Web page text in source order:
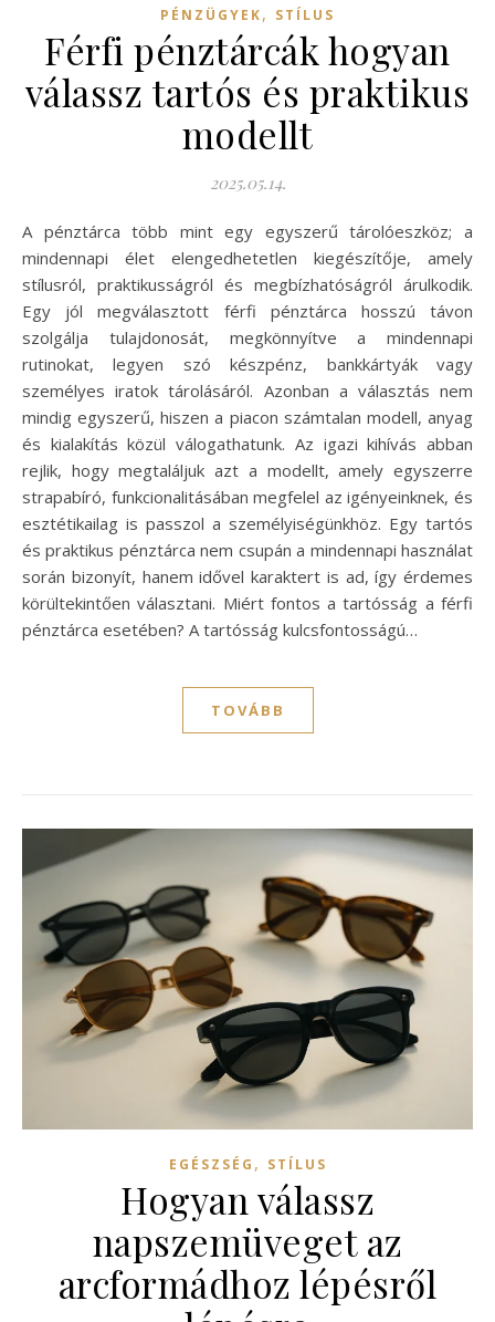
PÉNZÜGYEK, STÍLUS
Férfi pénztárcák hogyan
válassz tartós és praktikus
modellt
2025.05.14.
A pénztárca több mint egy egyszerű tárolóeszköz; a
mindennapi élet elengedhetetlen kiegészítője, amely
stílusról, praktikusságról és megbízhatóságról árulkodik.
Egy jól megválasztott férfi pénztárca hosszú távon
szolgálja tulajdonosát, megkönnyítve a mindennapi
rutinokat, legyen szó készpénz, bankkártyák vagy
személyes iratok tárolásáról. Azonban a választás nem
mindig egyszerű, hiszen a piacon számtalan modell, anyag
és kialakítás közül válogathatunk. Az igazi kihívás abban
rejlik, hogy megtaláljuk azt a modellt, amely egyszerre
strapabíró, funkcionalitásában megfelel az igényeinknek, és
esztétikailag is passzol a személyiségünkhöz. Egy tartós
és praktikus pénztárca nem csupán a mindennapi használat
során bizonyít, hanem idővel karaktert is ad, így érdemes
körültekintően választani. Miért fontos a tartósság a férfi
pénztárca esetében? A tartósság kulcsfontosságú…
TOVÁBB
EGÉSZSÉG , STÍLUS
Hogyan válassz
napszemüveget az
arcformádhoz lépésről